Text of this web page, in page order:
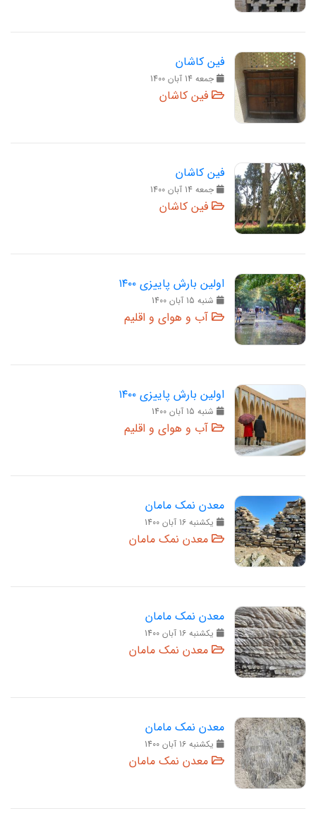
فین کاشان
جمعه 14 آبان 1400
فین کاشان
فین کاشان
جمعه 14 آبان 1400
فین کاشان
اولین بارش پاییزی ۱۴۰۰
شنبه 15 آبان 1400
آب و هوای و اقلیم
اولین بارش پاییزی ۱۴۰۰
شنبه 15 آبان 1400
آب و هوای و اقلیم
معدن نمک مامان
يکشنبه 16 آبان 1400
معدن نمک مامان
معدن نمک مامان
يکشنبه 16 آبان 1400
معدن نمک مامان
معدن نمک مامان
يکشنبه 16 آبان 1400
معدن نمک مامان